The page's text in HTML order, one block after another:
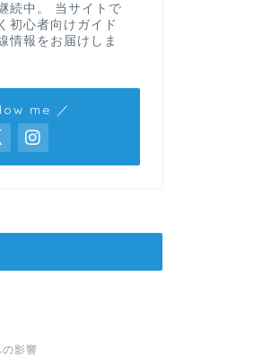
続中。 当サイトで
初心者向けガイド
情報をお届けしま
me ／
影響